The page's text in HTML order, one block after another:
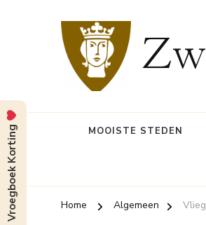
MOOISTE STEDEN
Home Algemeen
Vroegboek Korting